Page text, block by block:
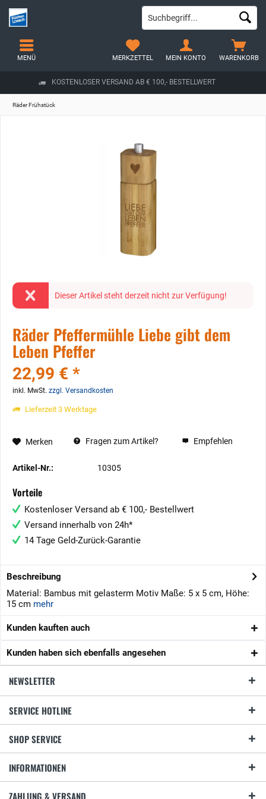
KOSTENLOSER VERSAND AB € 100,- BESTELLWERT
WARENKORB
MERKZETTEL MEIN KONTO
MENÜ
Räder Frühstück
Dieser Artikel steht derzeit nicht zur Verfügung!
Räder Pfeffermühle Liebe gibt dem
Leben Pfeffer
22,99 € *
inkl. MwSt. zzgl. Versandkosten
Lieferzeit 3 Werktage
Merken Fragen zum Artikel? Empfehlen
Artikel-Nr.: 10305
Vorteile
Kostenloser Versand ab € 100,- Bestellwert
Versand innerhalb von 24h*
14 Tage Geld-Zurück-Garantie
Beschreibung
Material: Bambus mit gelasterm Motiv Maße: 5 x 5 cm, Höhe:
15 cm mehr
Kunden kauften auch
Kunden haben sich ebenfalls angesehen
NEWSLETTER
SERVICE HOTLINE
SHOP SERVICE
INFORMATIONEN
ZAHLUNG & VERSAND